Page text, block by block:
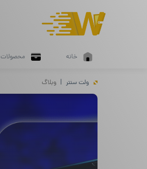
خانه محصولات
ولت سنتر وبلاگ